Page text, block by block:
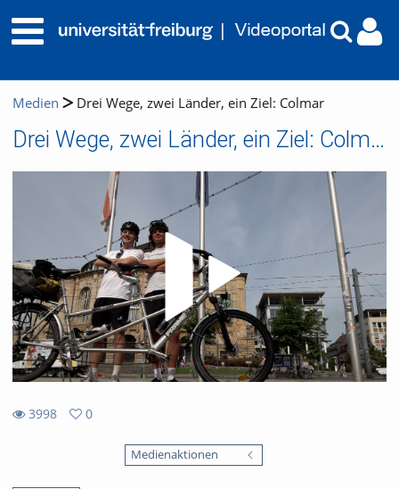
Medien Drei Wege, zwei Länder, ein Ziel: Colmar
Drei Wege, zwei Länder, ein Ziel: Colmar
3998
0
Medienaktionen